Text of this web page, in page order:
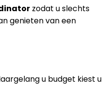
zodat u slechts
genieten van een
u budget kiest u